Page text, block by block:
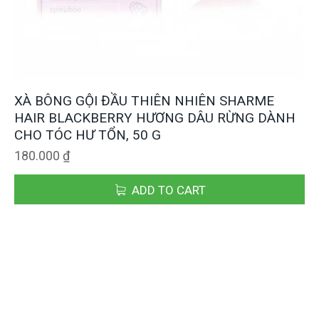
XÀ BÔNG GỘI ĐẦU THIÊN NHIÊN SHARME
HAIR BLACKBERRY HƯƠNG DÂU RỪNG DÀNH
CHO TÓC HƯ TỔN, 50 G
180.000 ₫
ADD TO CART